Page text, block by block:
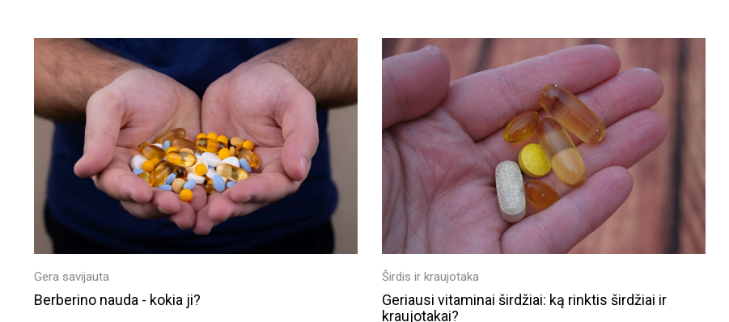
Gera savijauta
Berberino nauda - kokia ji?
Širdis ir kraujotaka
Geriausi vitaminai širdžiai: ką rinktis širdžiai ir
kraujotakai?